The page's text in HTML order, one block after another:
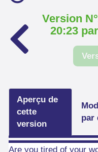
Version
20:23
Aperçu de
cette
version
par